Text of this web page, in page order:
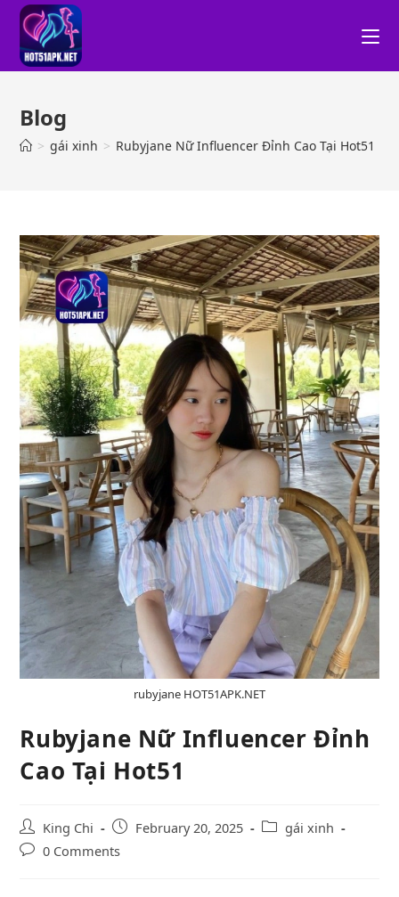
Blog
> gái xinh > Rubyjane Nữ Influencer Đỉnh Cao Tại Hot51
rubyjane HOT51APK.NET
Rubyjane Nữ Influencer Đỉnh
Cao Tại Hot51
King Chi February 20, 2025
gái xinh
0 Comments